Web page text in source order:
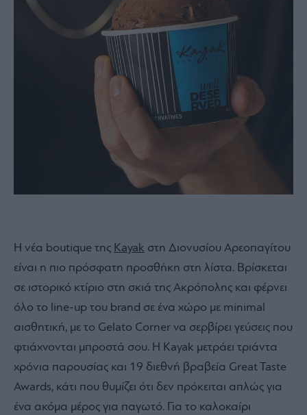
Η νέα boutique της Kayak στη Διονυσίου Αρεοπαγίτου
είναι η πιο πρόσφατη προσθήκη στη λίστα. Βρίσκεται
σε ιστορικό κτίριο στη σκιά της Ακρόπολης και φέρνει
όλο το line-up του brand σε ένα χώρο με minimal
αισθητική, με το Gelato Corner να σερβίρει γεύσεις που
φτιάχνονται μπροστά σου. Η Kayak μετράει τριάντα
χρόνια παρουσίας και 19 διεθνή βραβεία Great Taste
Awards, κάτι που θυμίζει ότι δεν πρόκειται απλώς για
ένα ακόμα μέρος για παγωτό. Για το καλοκαίρι